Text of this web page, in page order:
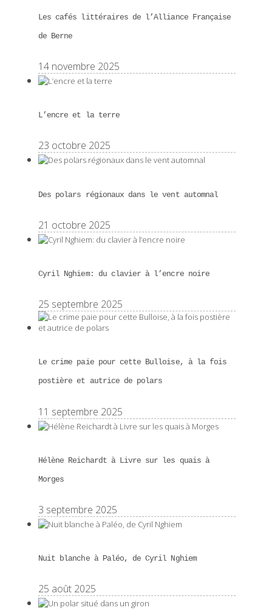
Les cafés littéraires de l’Alliance Française
de Berne
14 novembre 2025
L’encre et la terre
23 octobre 2025
Des polars régionaux dans le vent automnal
21 octobre 2025
Cyril Nghiem: du clavier à l’encre noire
25 septembre 2025
Le crime paie pour cette Bulloise, à la fois
postière et autrice de polars
11 septembre 2025
Hélène Reichardt à Livre sur les quais à
Morges
3 septembre 2025
Nuit blanche à Paléo, de Cyril Nghiem
25 août 2025